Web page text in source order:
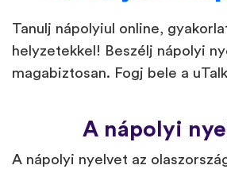
Tanulj nápolyiul online,
helyzetekkel! Beszélj nápolyi
magabiztosan. Fogj bele a
A nápolyi
A nápolyi nyelvet az